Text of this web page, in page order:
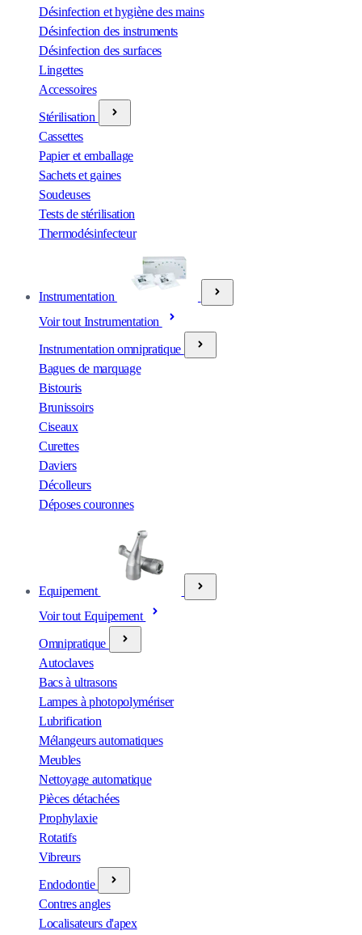
Désinfection et hygiène des mains
Désinfection des instruments
Désinfection des surfaces
Lingettes
Accessoires
Stérilisation
Cassettes
Papier et emballage
Sachets et gaines
Soudeuses
Tests de stérilisation
Thermodésinfecteur
Instrumentation
Voir tout Instrumentation
Instrumentation omnipratique
Bagues de marquage
Bistouris
Brunissoirs
Ciseaux
Curettes
Daviers
Décolleurs
Déposes couronnes
Equipement
Voir tout Equipement
Omnipratique
Autoclaves
Bacs à ultrasons
Lampes à photopolymériser
Lubrification
Mélangeurs automatiques
Meubles
Nettoyage automatique
Pièces détachées
Prophylaxie
Rotatifs
Vibreurs
Endodontie
Contres angles
Localisateurs d'apex